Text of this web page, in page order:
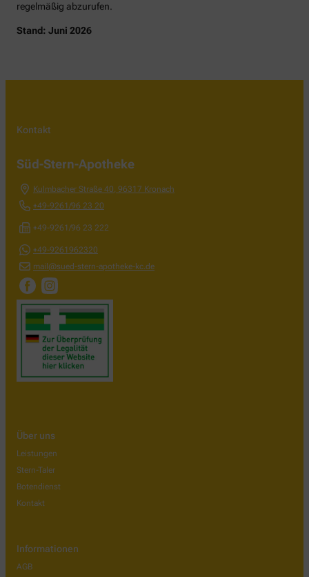
regelmäßig abzurufen.
Stand: Juni 2026
Kontakt
Süd-Stern-Apotheke
Kulmbacher Straße 40, 96317 Kronach
+49-9261/96 23 20
+49-9261/96 23 222
+49-9261962320
mail@sued-stern-apotheke-kc.de
Über uns
Leistungen
Stern-Taler
Botendienst
Kontakt
Informationen
AGB